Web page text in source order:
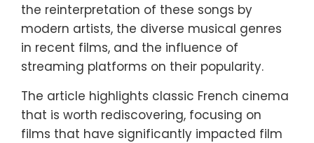
the reinterpretation of these songs by
modern artists, the diverse musical genres
in recent films, and the influence of
streaming platforms on their popularity.
The article highlights classic French cinema
that is worth rediscovering, focusing on
films that have significantly impacted film